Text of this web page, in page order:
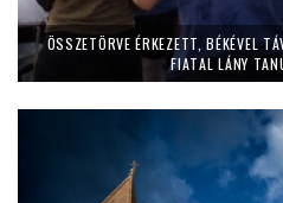
ÖSSZETÖRVE ÉRKEZETT, BÉKÉVEL
FIATAL LÁNY